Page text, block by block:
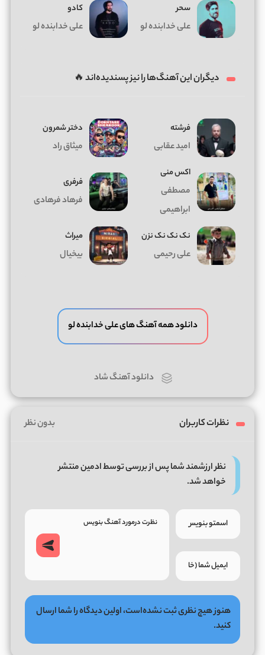
سحر
علی خدابنده لو
کادو
علی خدابنده لو
دیگران این آهنگ‌ها را نیز پسندیده‌اند 🔥
فرشته
امید عقابی
دختر شمرون
میثاق راد
اکس منی
مصطفی
ابراهیمی
فرفری
فرهاد فرهادی
نک نک نک نزن
علی رحیمی
میراث
بیخیال
دانلود همه آهنگ های علی خدابنده لو
دانلود آهنگ شاد
نظرات کاربران بدون نظر
نظر ارزشمند شما پس از بررسی توسط ادمین منتشر
خواهد شد.
هنوز هیچ نظری ثبت نشده‌است، اولین دیدگاه را شما ارسال
کنید.